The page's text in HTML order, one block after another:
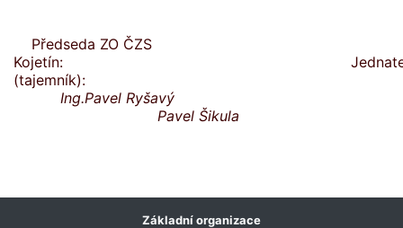
Předseda ZO ČZS
Kojetín:
(tajemník):
Ing.Pavel Ryšavý
Pavel Šikula
Základní organizace